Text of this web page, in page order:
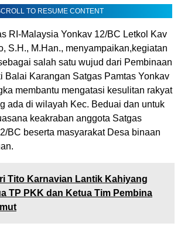
TO RESUME CONTENT
RI-Malaysia Yonkav 12/BC Letkol Kav
S.H., M.Han., menyampaikan,kegiatan
salah satu wujud dari Pembinaan
Balai Karangan Satgas Pamtas Yonkav
membantu mengatasi kesulitan rakyat
ada di wilayah Kec. Beduai dan untuk
keakraban anggota Satgas
BC beserta masyarakat Desa binaan
Tito Karnavian Lantik Kahiyang
TP PKK dan Ketua Tim Pembina